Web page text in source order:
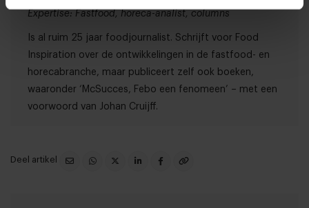
Expertise: Fastfood, horeca-analist, columns
Is al ruim 25 jaar foodjournalist. Schrijft voor Food
Inspiration over de ontwikkelingen in de fastfood- en
horecabranche, maar publiceert zelf ook boeken,
waaronder ‘McSucces, Febo een fenomeen’ – met een
voorwoord van Johan Cruijff.
Deel artikel